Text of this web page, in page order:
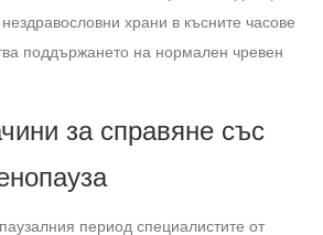
храни в късните часове
поддържането на нормален чревен
за справяне със
период специалистите от